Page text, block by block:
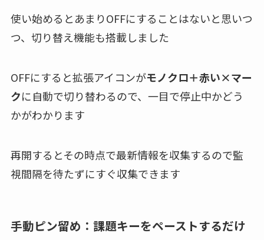
使い始めるとあまりOFFにすることはないと思いつ
つ、切り替え機能も搭載しました
OFFにすると拡張アイコンがモノクロ＋赤い×マー
クに自動で切り替わるので、一目で停止中かどう
かがわかります
再開するとその時点で最新情報を収集するので監
視間隔を待たずにすぐ収集できます
手動ピン留め：課題キーをペーストするだけ